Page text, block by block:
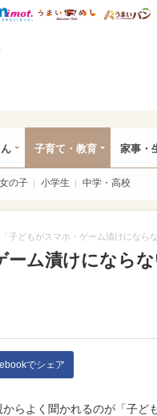
ぴあ総研 ディズニー特集
mimot. うまいめし
子育て・教育 家事・
女の子 小学生 中学・高校
「子どもがスマホ・ゲーム漬けにな
ーム漬けになら
でシェア
らよく聞かれるのが「子ど